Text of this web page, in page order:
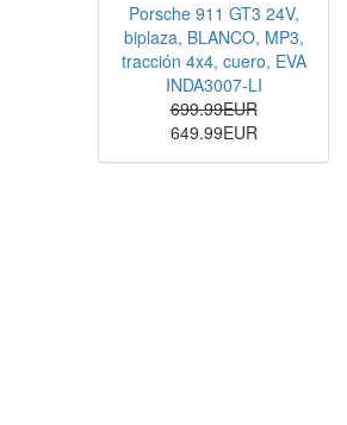
Porsche 911 GT3 24V,
biplaza, BLANCO, MP3,
tracción 4x4, cuero, EVA
INDA3007-LI
699.99EUR
649.99EUR